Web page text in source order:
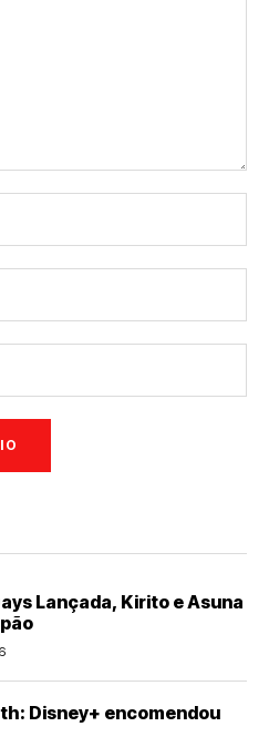
Lançada, Kirito e Asuna
Disney+ encomendou